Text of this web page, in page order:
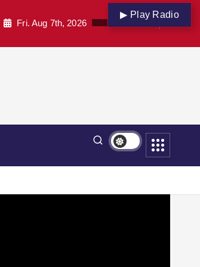
▶ Play Radio
Fri. Aug 7th, 2026